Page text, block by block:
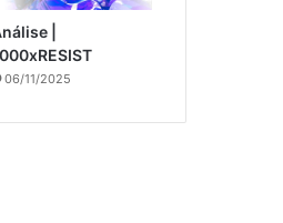
|
06/11/2025